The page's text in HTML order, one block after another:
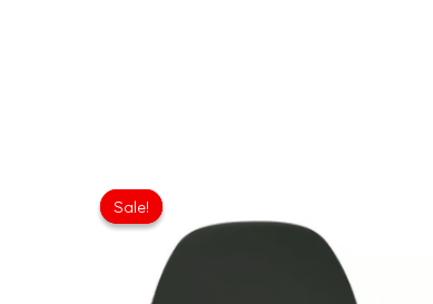
Sale!
Sale!
was:
£430.00.£258.00.